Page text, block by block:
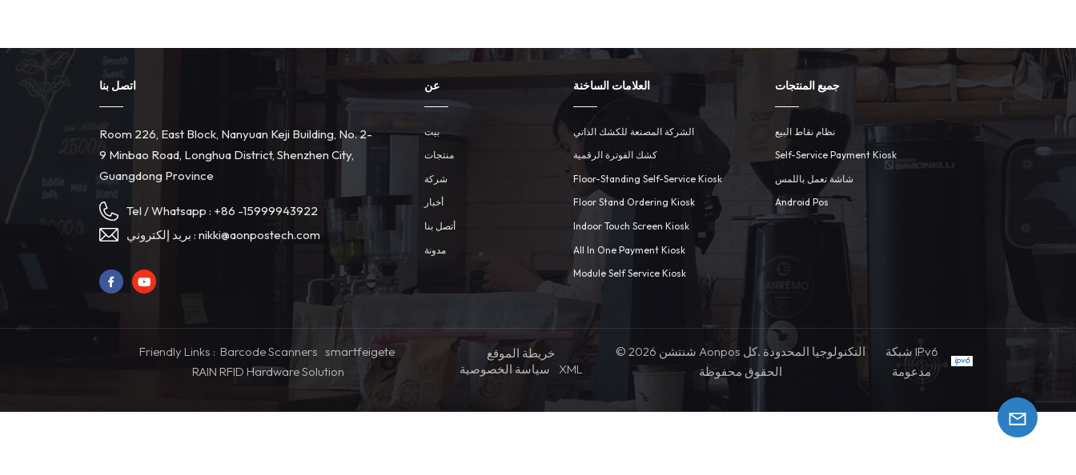
اتصل بنا
Room 226, East Block, Nanyuan Keji Building, No. 2-
9 Minbao Road, Longhua District, Shenzhen City,
Guangdong Province
Tel / Whatsapp : +86 -15999943922
بريد إلكتروني :nikki@aonpostech.com
عن
بيت
منتجات
شركة
أخبار
أتصل بنا
مدونة
العلامات الساخنة
الشركة المصنعة للكشك الذاتي
كشك الفوترة الرقمية
Floor-Standing Self-Service Kiosk
Floor Stand Ordering Kiosk
Indoor Touch Screen Kiosk
All In One Payment Kiosk
Module Self Service Kiosk
جميع المنتجات
نظام نقاط البيع
Self-Service Payment Kiosk
شاشة تعمل باللمس
Android Pos
Friendly Links : Barcode Scanners smartfeigete
RAIN RFID Hardware Solution
خريطة الموقع
سياسة الخصوصية
XML
© 2026 شنتشن Aonpos التكنولوجيا المحدودة .كل
الحقوق محفوظة
شبكة IPv6
مدعومة